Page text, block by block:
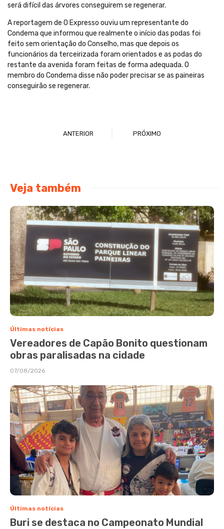
será difícil das árvores conseguirem se regenerar.
A reportagem de O Expresso ouviu um representante do
Condema que informou que realmente o início das podas foi
feito sem orientação do Conselho, mas que depois os
funcionários da terceirizada foram orientados e as podas do
restante da avenida foram feitas de forma adequada. O
membro do Condema disse não poder precisar se as paineiras
conseguirão se regenerar.
ANTERIOR PRÓXIMO
Veja também
Últimas notícias
Vereadores de Capão Bonito questionam
obras paralisadas na cidade
07/08/2026
Últimas notícias
Buri se destaca no Campeonato Mundial